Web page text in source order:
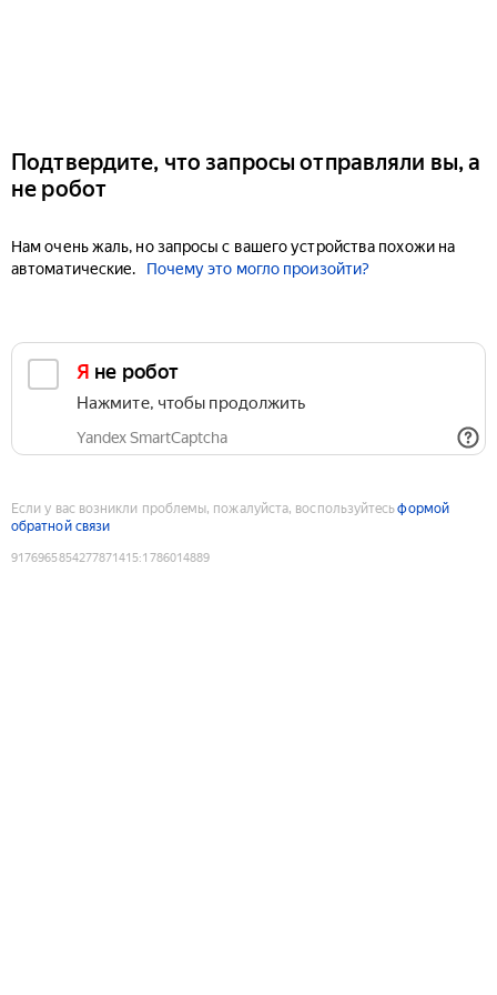
Подтвердите, что запросы отправляли вы, а
не робот
Нам очень жаль, но запросы с вашего устройства похожи на
автоматические.
Почему это могло произойти?
Я не робот
Нажмите, чтобы продолжить
Yandex SmartCaptcha
Если у вас возникли проблемы, пожалуйста, воспользуйтесьформой
обратной связи
9176965854277871415:1786014889